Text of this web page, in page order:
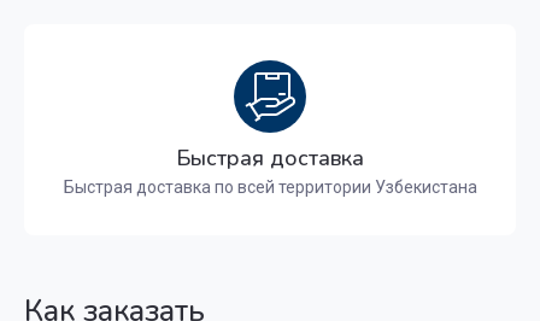
Быстрая доставка
Быстрая доставка по всей территории Узбекистана
Как заказать